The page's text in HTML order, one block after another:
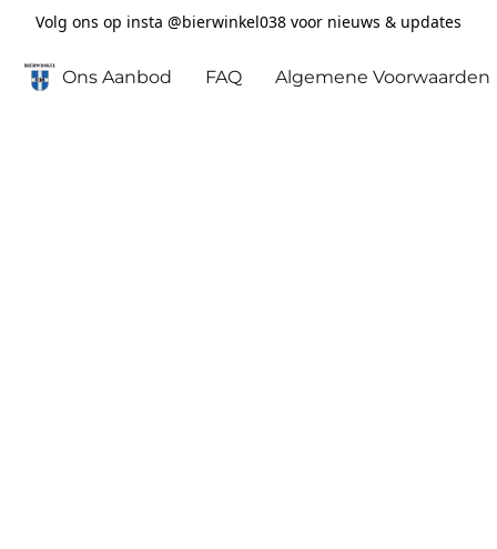
Volg ons op insta @bierwinkel038 voor nieuws & updates
Ons Aanbod FAQ Algemene Voorwaarden